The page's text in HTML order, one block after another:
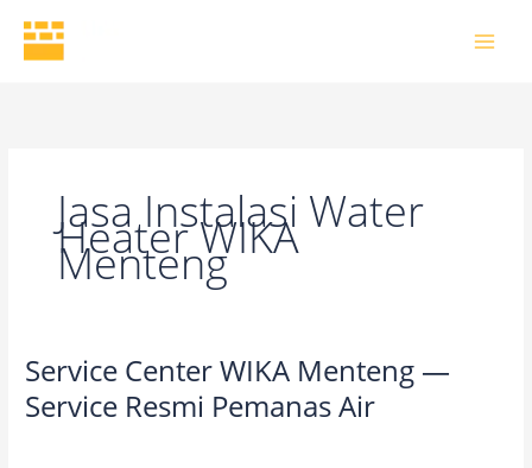
content
Jasa Instalasi Water
Heater WIKA
Menteng
Service Center WIKA Menteng —
Service Resmi Pemanas Air
Service
WIKA